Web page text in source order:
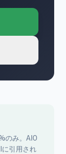
のみ。AIO
引用され